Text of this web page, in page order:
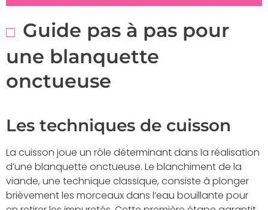
Guide pas à pas pour
une blanquette
onctueuse
Les techniques de cuisson
La cuisson joue un rôle déterminant dans la réalisation
d’une blanquette onctueuse. Le blanchiment de la
viande, une technique classique, consiste à plonger
brièvement les morceaux dans l’eau bouillante pour